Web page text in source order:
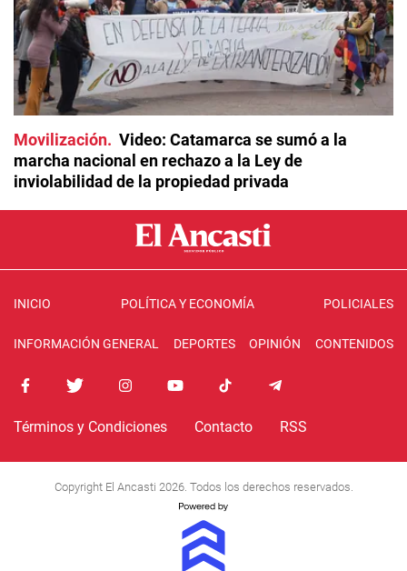
Movilización
Video: Catamarca se sumó a la
marcha nacional en rechazo a la Ley de
inviolabilidad de la propiedad privada
INICIO POLÍTICA Y ECONOMÍA POLICIALES
INFORMACIÓN GENERAL DEPORTES OPINIÓN CONTENIDOS
Términos y Condiciones Contacto RSS
Copyright El Ancasti 2026. Todos los derechos reservados.